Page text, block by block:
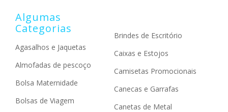
Algumas
Categorias
Agasalhos e Jaquetas
Almofadas de pescoço
Bolsa Maternidade
Bolsas de Viagem
Brindes de Escritório
Caixas e Estojos
Camisetas Promocionais
Canecas e Garrafas
Canetas de Metal